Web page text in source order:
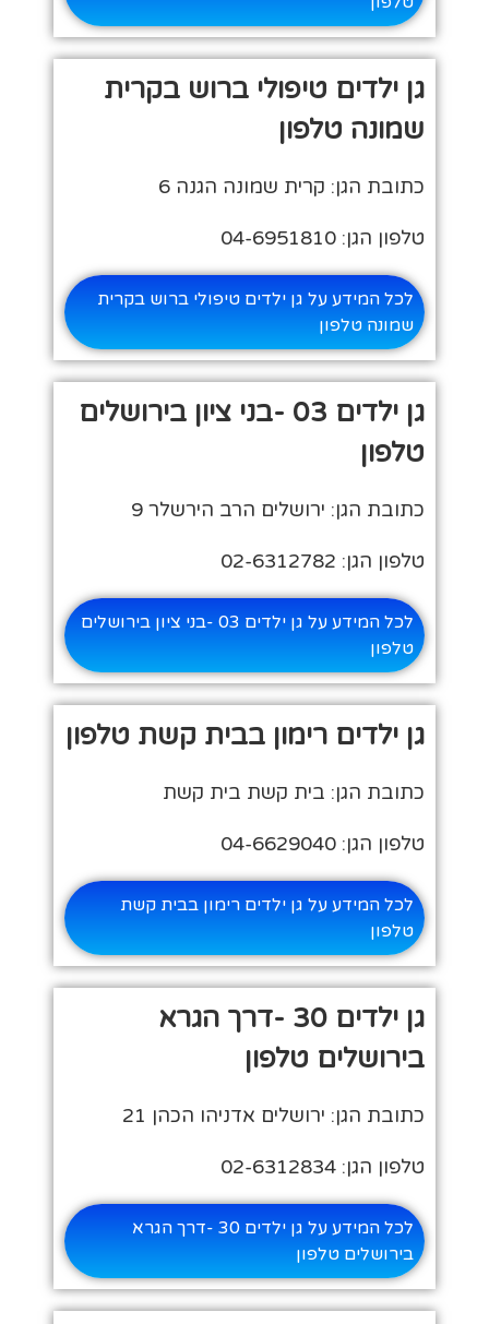
גן ילדים טיפולי ברוש בקרית
שמונה טלפון
כתובת הגן: קרית שמונה הגנה 6
טלפון הגן: 04-6951810
לכל המידע על גן ילדים טיפולי ברוש בקרית
שמונה טלפון
גן ילדים 03 -בני ציון בירושלים
טלפון
כתובת הגן: ירושלים הרב הירשלר 9
טלפון הגן: 02-6312782
לכל המידע על גן ילדים 03 -בני ציון בירושלים
טלפון
גן ילדים רימון בבית קשת טלפון
כתובת הגן: בית קשת בית קשת
טלפון הגן: 04-6629040
לכל המידע על גן ילדים רימון בבית קשת
טלפון
גן ילדים 30 -דרך הגרא
בירושלים טלפון
כתובת הגן: ירושלים אדניהו הכהן 21
טלפון הגן: 02-6312834
לכל המידע על גן ילדים 30 -דרך הגרא
בירושלים טלפון